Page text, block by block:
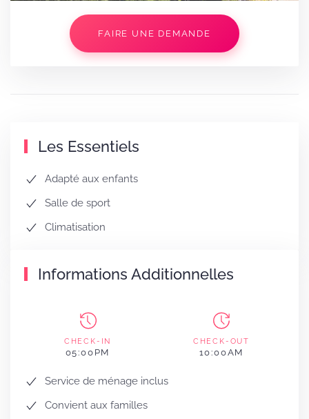
FAIRE UNE DEMANDE
Les Essentiels
Adapté aux enfants
Salle de sport
Climatisation
Informations Additionnelles
CHECK-IN
05:00PM
CHECK-OUT
10:00AM
Service de ménage inclus
Convient aux familles